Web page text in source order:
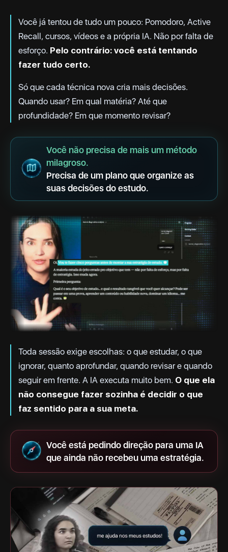
Você já tentou de tudo um pouco: Pomodoro, Active
Recall, cursos, vídeos e a própria IA. Não por falta de
esforço. Pelo contrário: você está tentando
fazer tudo certo.
Só que cada técnica nova cria mais decisões.
Quando usar? Em qual matéria? Até que
profundidade? Em que momento revisar?
Você não precisa de mais um método
milagroso.
Precisa de um plano que organize as
suas decisões do estudo.
Toda sessão exige escolhas: o que estudar, o que
ignorar, quanto aprofundar, quando revisar e quando
seguir em frente. A IA executa muito bem. O que ela
não consegue fazer sozinha é decidir o que
faz sentido para a sua meta.
Você está pedindo direção para uma IA
que ainda não recebeu uma estratégia.